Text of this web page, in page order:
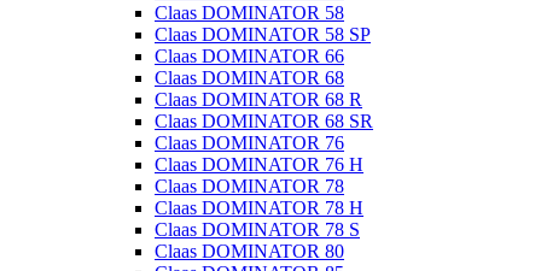
Claas DOMINATOR 58
Claas DOMINATOR 58 SP
Claas DOMINATOR 66
Claas DOMINATOR 68
Claas DOMINATOR 68 R
Claas DOMINATOR 68 SR
Claas DOMINATOR 76
Claas DOMINATOR 76 H
Claas DOMINATOR 78
Claas DOMINATOR 78 H
Claas DOMINATOR 78 S
Claas DOMINATOR 80